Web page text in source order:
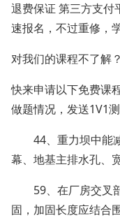
退费保证 第三方支付
速报名，不过重修，
对我们的课程不了解？
快来申请以下免费课
做题情况，发送1V1测
44、重力坝中能减
幕、地基主排水孔、
59、在厂房交叉部
固，加固长度应结合